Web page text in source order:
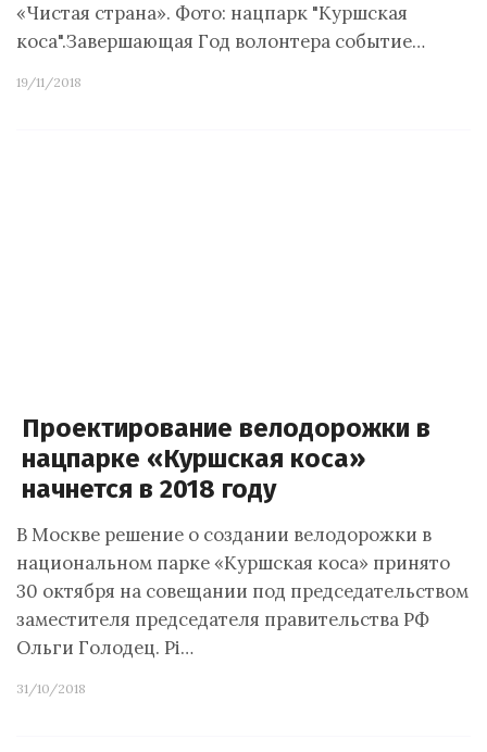
«Чистая страна». Фото: нацпарк "Куршская
коса".Завершающая Год волонтера событие…
19/11/2018
Проектирование велодорожки в
нацпарке «Куршская коса»
начнется в 2018 году
В Москве решение о создании велодорожки в
национальном парке «Куршская коса» принято
30 октября на совещании под председательством
заместителя председателя правительства РФ
Ольги Голодец. Рi…
31/10/2018